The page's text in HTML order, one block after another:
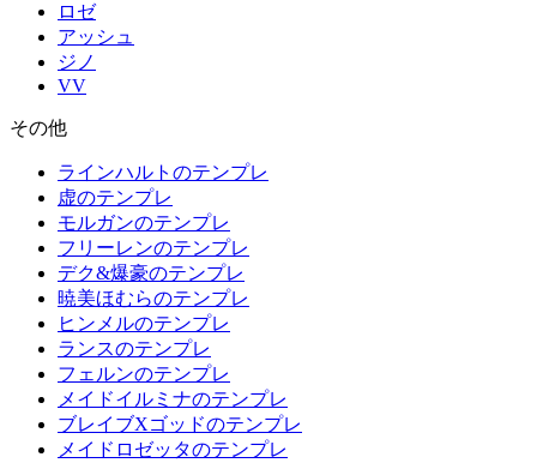
ロゼ
アッシュ
ジノ
VV
その他
ラインハルトのテンプレ
虚のテンプレ
モルガンのテンプレ
フリーレンのテンプレ
デク&爆豪のテンプレ
暁美ほむらのテンプレ
ヒンメルのテンプレ
ランスのテンプレ
フェルンのテンプレ
メイドイルミナのテンプレ
ブレイブXゴッドのテンプレ
メイドロゼッタのテンプレ